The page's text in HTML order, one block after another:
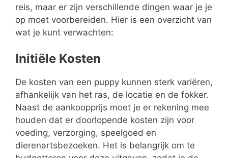
reis, maar er zijn verschillende dingen waar je je
op moet voorbereiden. Hier is een overzicht van
wat je kunt verwachten:
Initiële Kosten
De kosten van een puppy kunnen sterk variëren,
afhankelijk van het ras, de locatie en de fokker.
Naast de aankoopprijs moet je er rekening mee
houden dat er doorlopende kosten zijn voor
voeding, verzorging, speelgoed en
dierenartsbezoeken. Het is belangrijk om te